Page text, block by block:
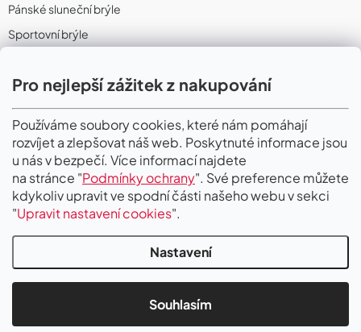
Pro nejlepší zážitek z nakupování
Používáme soubory cookies, které nám pomáhají
rozvíjet a zlepšovat náš web. Poskytnuté informace jsou
u nás v bezpečí. Více informací najdete
na stránce "Podmínky ochrany". Své preference můžete
kdykoliv upravit ve spodní části našeho webu v sekci
"Upravit nastavení cookies".
Nastavení
Souhlasím
Pánské sluneční brýle
Sportovní brýle
Sportovní dioptrické brýle
II. Jakost
PŘIJÍMÁME ONLINE PLATBY
Copyright 2026Gigaoptik. Všechna práva vyhrazena.Upravit nastavení
cookies